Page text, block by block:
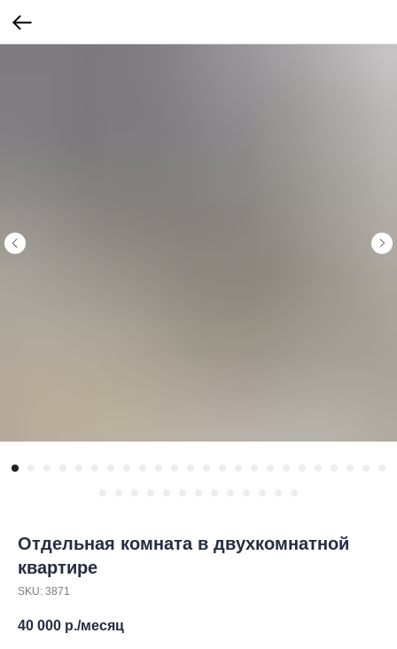
Отдельная комната в двухкомнатной
квартире
SKU: 3871
40 000 р./месяц